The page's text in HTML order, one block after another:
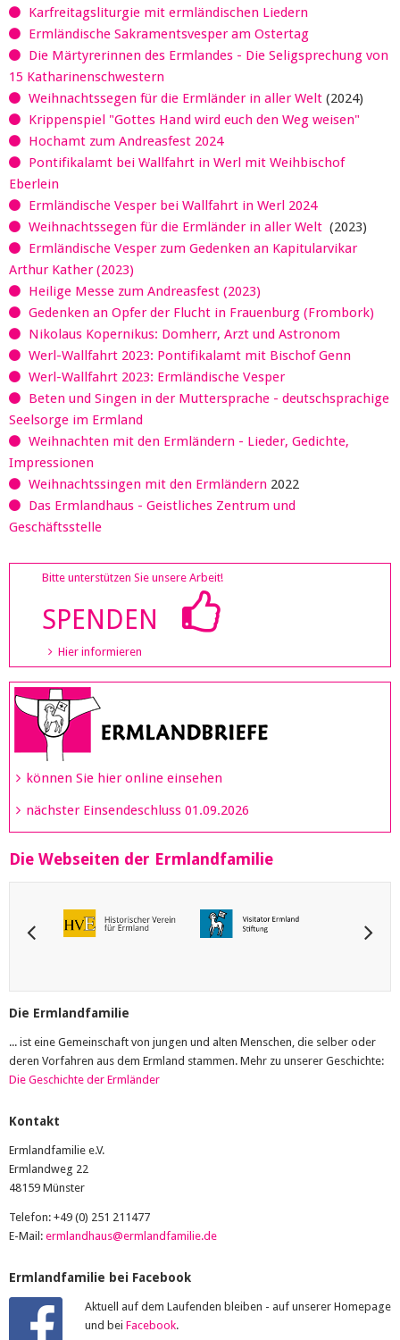
Karfreitagsliturgie mit ermländischen Liedern
Ermländische Sakramentsvesper am Ostertag
Die Märtyrerinnen des Ermlandes - Die Seligsprechung von
15 Katharinenschwestern
Weihnachtssegen für die Ermländer in aller Welt (2024)
Krippenspiel "Gottes Hand wird euch den Weg weisen"
Hochamt zum Andreasfest 2024
Pontifikalamt bei Wallfahrt in Werl mit Weihbischof
Eberlein
Ermländische Vesper bei Wallfahrt in Werl 2024
Weihnachtssegen für die Ermländer in aller Welt (2023)
Ermländische Vesper zum Gedenken an Kapitularvikar
Arthur Kather (2023)
Heilige Messe zum Andreasfest (2023)
Gedenken an Opfer der Flucht in Frauenburg (Frombork)
Nikolaus Kopernikus: Domherr, Arzt und Astronom
Werl-Wallfahrt 2023: Pontifikalamt mit Bischof Genn
Werl-Wallfahrt 2023: Ermländische Vesper
Beten und Singen in der Muttersprache - deutschsprachige
Seelsorge im Ermland
Weihnachten mit den Ermländern - Lieder, Gedichte,
Impressionen
Weihnachtssingen mit den Ermländern 2022
Das Ermlandhaus - Geistliches Zentrum und
Geschäftsstelle
Bitte unterstützen Sie unsere Arbeit!
SPENDEN
Hier informieren
können Sie hier online einsehen
nächster Einsendeschluss 01.09.2026
Die Webseiten der Ermlandfamilie
Die Ermlandfamilie
... ist eine Gemeinschaft von jungen und alten Menschen, die selber oder
deren Vorfahren aus dem Ermland stammen. Mehr zu unserer Geschichte:
Die Geschichte der Ermländer
Kontakt
Ermlandfamilie e.V.
Ermlandweg 22
48159 Münster
Telefon: +49 (0) 251 211477
E-Mail: ermlandhaus@ermlandfamilie.de
Ermlandfamilie bei Facebook
Aktuell auf dem Laufenden bleiben - auf unserer Homepage
und bei Facebook.